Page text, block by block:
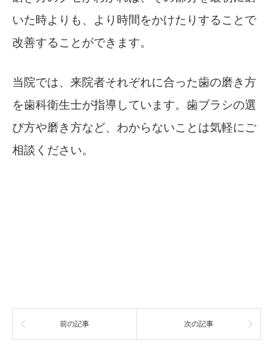
いた時よりも、より時間をかけたりすることで
改善することができます。
当院では、来院者それぞれに合った歯の磨き方
を歯科衛生士が指導しています。歯ブラシの選
び方や磨き方など、わからないことは気軽にご
相談ください。
前の記事 次の記事